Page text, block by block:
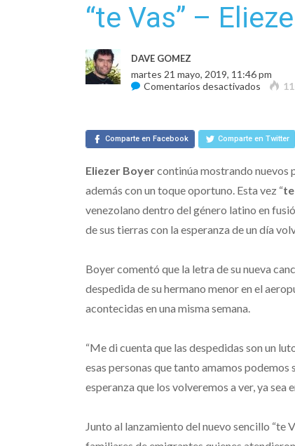
“te Vas” –
DAVE GOMEZ
martes 21 mayo, 2019, 11:46 pm
Comentarios desactivados en
Eliezer
Boyer
Comparte en Facebook Comparte en Twitter
Eliezer Boyercontinúa mostrando nuevos
además con un toque oportuno. Esta vez “
venezolano dentro del género latino en
de sus tierras con la esperanza de un día
Boyer comentó que la letra de su nueva
despedida de su hermano menor en el
acontecidas en una misma semana.
“Me di cuenta que las despedidas son un
esas personas que tanto amamos
esperanza que los volveremos a ver, ya sea
Junto al lanzamiento del nuevo sencillo “te